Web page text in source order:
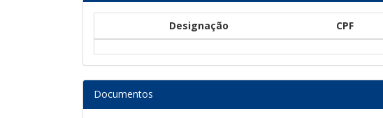
Designação CPF
Documentos